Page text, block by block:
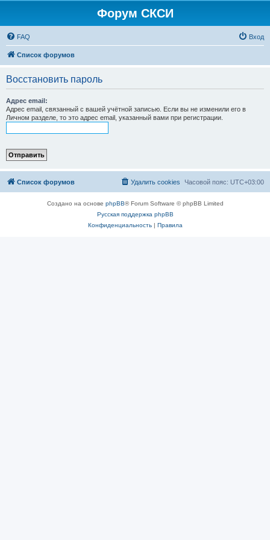
Форум СКСИ
FAQ Вход
Список форумов
Восстановить пароль
Адрес email:
Адрес email, связанный с вашей учётной записью. Если вы не изменили его в
Личном разделе, то это адрес email, указанный вами при регистрации.
Список форумов Часовой пояс: UTC+03:00
Удалить cookies
Создано на основе phpBB® Forum Software © phpBB Limited
Русская поддержка phpBB
Конфиденциальность| Правила